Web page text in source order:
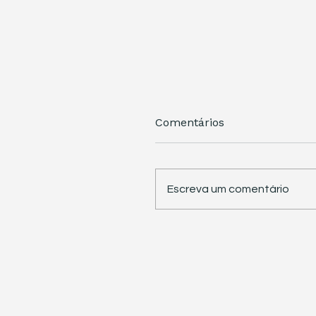
Comentários
Escreva um comentário